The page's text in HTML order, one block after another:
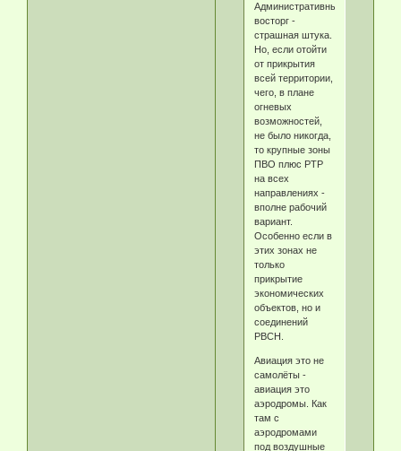
Административный
восторг -
страшная штука.
Но, если отойти
от прикрытия
всей территории,
чего, в плане
огневых
возможностей,
не было никогда,
то крупные зоны
ПВО плюс РТР
на всех
направлениях -
вполне рабочий
вариант.
Особенно если в
этих зонах не
только
прикрытие
экономических
объектов, но и
соединений
РВСН.
Авиация это не
самолёты -
авиация это
аэродромы. Как
там с
аэродромами
под воздушные